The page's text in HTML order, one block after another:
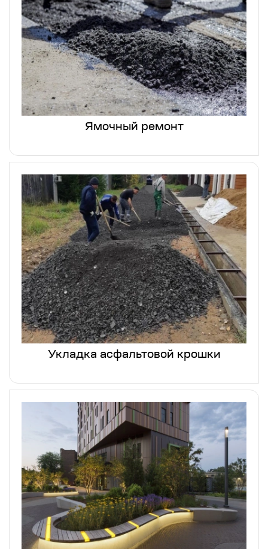
Ямочный ремонт
Укладка асфальтовой крошки